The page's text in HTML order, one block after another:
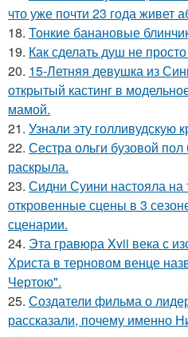
что уже почти 23 года живет
18. Тонкие банановые
19. Как сделать душ не
20. 15-Летняя девушка из
открытый кастинг в
мамой.
21. Узнали эту голливудскую
22. Сестра ольги бузовой
раскрыла.
23. Сидни Суини настояла
откровенные сцены в 3
сценарии.
24. Эта гравюра Xvii века с
Христа в терновом венце
Чертою".
25. Создатели фильма о
рассказали, почему именно